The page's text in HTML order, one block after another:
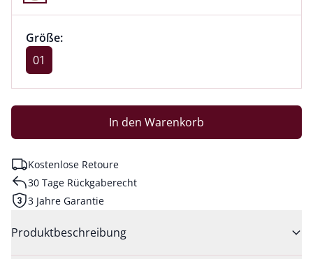
Größenauswahl:
Größe:
Größe 01 ausgewählt
01
In den Warenkorb
Kostenlose Retoure
30 Tage Rückgaberecht
3 Jahre Garantie
Produktbeschreibung